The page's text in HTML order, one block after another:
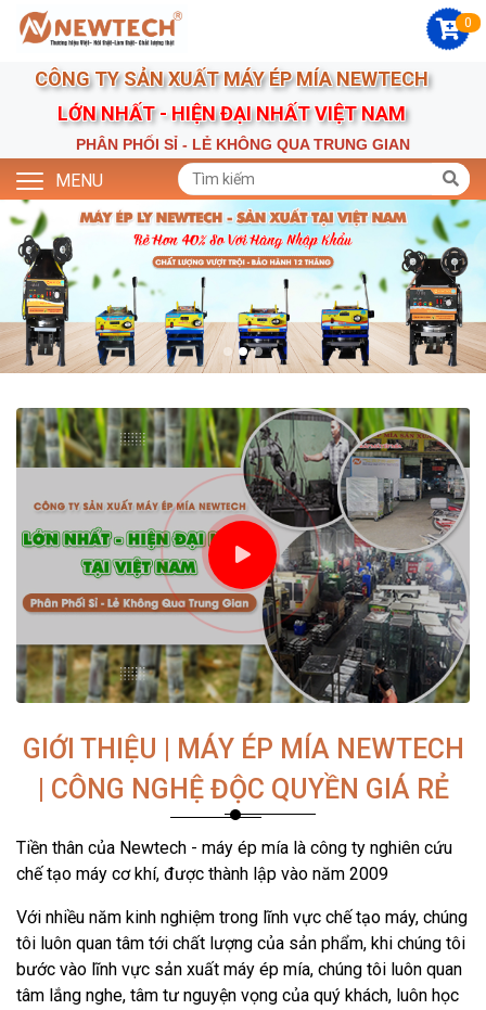
0
CÔNG TY SẢN XUẤT MÁY ÉP MÍA NEWTECH
LỚN NHẤT - HIỆN ĐẠI NHẤT VIỆT NAM
PHÂN PHỐI SỈ - LẺ KHÔNG QUA TRUNG GIAN
MENU
GIỚI THIỆU | MÁY ÉP MÍA NEWTECH
| CÔNG NGHỆ ĐỘC QUYỀN GIÁ RẺ
Tiền thân của Newtech - máy ép mía là công ty nghiên cứu
chế tạo máy cơ khí, được thành lập vào năm 2009
Với nhiều năm kinh nghiệm trong lĩnh vực chế tạo máy, chúng
tôi luôn quan tâm tới chất lượng của sản phẩm, khi chúng tôi
bước vào lĩnh vực sản xuất máy ép mía, chúng tôi luôn quan
tâm lắng nghe, tâm tư nguyện vọng của quý khách, luôn học